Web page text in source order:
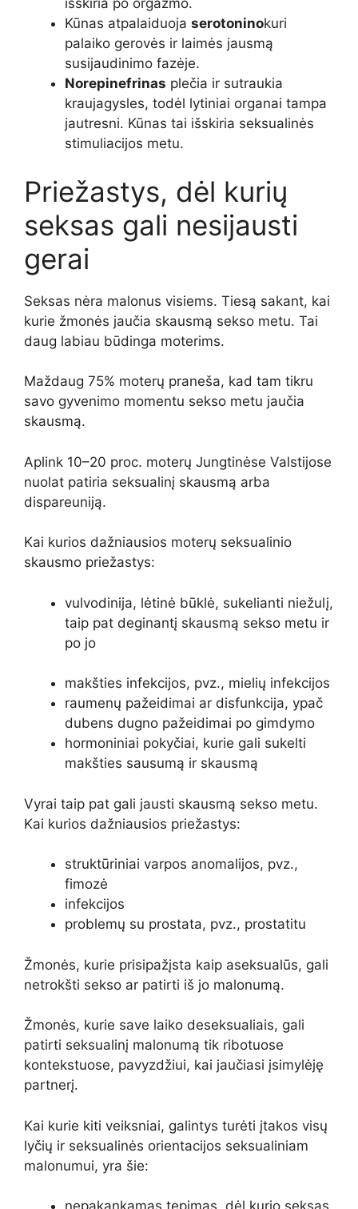
išskiria po orgazmo.
Kūnas atpalaiduoja serotoninokuri
palaiko gerovės ir laimės jausmą
susijaudinimo fazėje.
Norepinefrinas plečia ir sutraukia
kraujagysles, todėl lytiniai organai tampa
jautresni. Kūnas tai išskiria seksualinės
stimuliacijos metu.
Priežastys, dėl kurių
seksas gali nesijausti
gerai
Seksas nėra malonus visiems. Tiesą sakant, kai
kurie žmonės jaučia skausmą sekso metu. Tai
daug labiau būdinga moterims.
Maždaug 75% moterų praneša, kad tam tikru
savo gyvenimo momentu sekso metu jaučia
skausmą.
Aplink 10–20 proc. moterų Jungtinėse Valstijose
nuolat patiria seksualinį skausmą arba
dispareuniją.
Kai kurios dažniausios moterų seksualinio
skausmo priežastys:
vulvodinija, lėtinė būklė, sukelianti niežulį,
taip pat deginantį skausmą sekso metu ir
po jo
makšties infekcijos, pvz., mielių infekcijos
raumenų pažeidimai ar disfunkcija, ypač
dubens dugno pažeidimai po gimdymo
hormoniniai pokyčiai, kurie gali sukelti
makšties sausumą ir skausmą
Vyrai taip pat gali jausti skausmą sekso metu.
Kai kurios dažniausios priežastys:
struktūriniai varpos anomalijos, pvz.,
fimozė
infekcijos
problemų su prostata, pvz., prostatitu
Žmonės, kurie prisipažįsta kaip aseksualūs, gali
netrokšti sekso ar patirti iš jo malonumą.
Žmonės, kurie save laiko deseksualiais, gali
patirti seksualinį malonumą tik ribotuose
kontekstuose, pavyzdžiui, kai jaučiasi įsimylėję
partnerį.
Kai kurie kiti veiksniai, galintys turėti įtakos visų
lyčių ir seksualinės orientacijos seksualiniam
malonumui, yra šie: